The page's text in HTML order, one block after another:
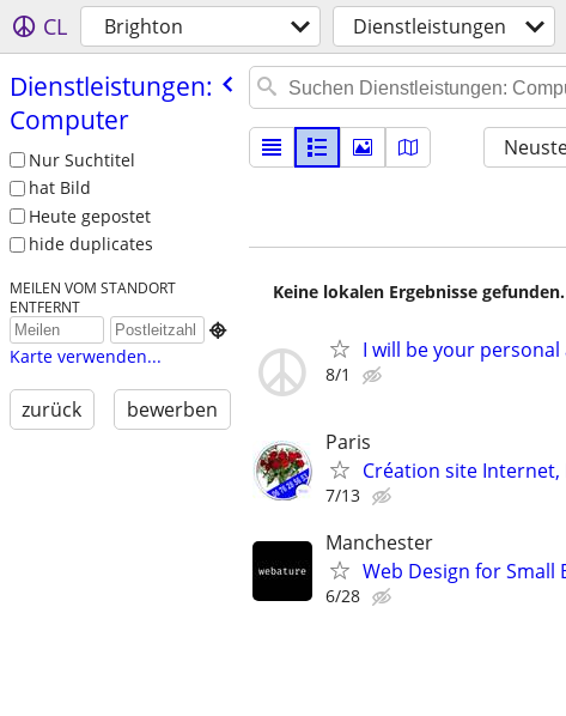
CL Brighton Dienstleistungen
Dienstleistungen:
Computer
Nur Suchtitel
hat Bild
Heute gepostet
hide duplicates
MEILEN VOM STANDORT
ENTFERNT

Karte verwenden...
zurück bewerben
Keine lokalen Ergebnisse
I will be your
8/1
Paris
Création site Internet,
7/13
Manchester
Web Design for Small
6/28